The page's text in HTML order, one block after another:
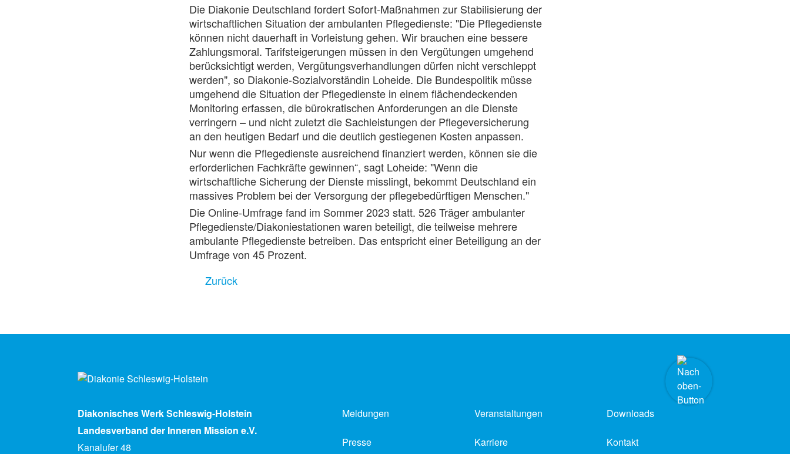
Die Diakonie Deutschland fordert Sofort-Maßnahmen zur Stabilisierung der
wirtschaftlichen Situation der ambulanten Pflegedienste: "Die Pflegedienste
können nicht dauerhaft in Vorleistung gehen. Wir brauchen eine bessere
Zahlungsmoral. Tarifsteigerungen müssen in den Vergütungen umgehend
berücksichtigt werden, Vergütungsverhandlungen dürfen nicht verschleppt
werden", so Diakonie-Sozialvorständin Loheide. Die Bundespolitik müsse
umgehend die Situation der Pflegedienste in einem flächendeckenden
Monitoring erfassen, die bürokratischen Anforderungen an die Dienste
verringern – und nicht zuletzt die Sachleistungen der Pflegeversicherung
an den heutigen Bedarf und die deutlich gestiegenen Kosten anpassen.
Nur wenn die Pflegedienste ausreichend finanziert werden, können sie die
erforderlichen Fachkräfte gewinnen“, sagt Loheide: "Wenn die
wirtschaftliche Sicherung der Dienste misslingt, bekommt Deutschland ein
massives Problem bei der Versorgung der pflegebedürftigen Menschen."
Die Online-Umfrage fand im Sommer 2023 statt. 526 Träger ambulanter
Pflegedienste/Diakoniestationen waren beteiligt, die teilweise mehrere
ambulante Pflegedienste betreiben. Das entspricht einer Beteiligung an der
Umfrage von 45 Prozent.
Zurück
Diakonisches Werk Schleswig-Holstein
Landesverband der Inneren Mission e.V.
Kanalufer 48
Meldungen Veranstaltungen Downloads
Presse Karriere Kontakt